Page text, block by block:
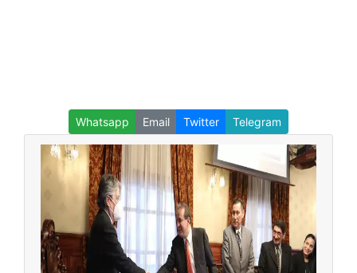
Whatsapp Email Twitter Telegram